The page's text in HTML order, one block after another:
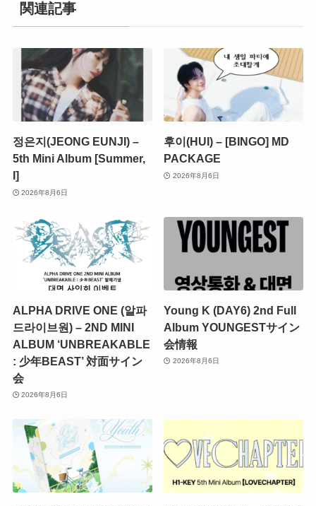
関連記事
정은지(JEONG EUNJI) –
5th Mini Album [Summer,
I]
2026年8月6日
후이(HUI) – [BINGO] MD
PACKAGE
2026年8月6日
ALPHA DRIVE ONE (알파
드라이브원) – 2ND MINI
ALBUM ‘UNBREAKABLE
: 少年BEAST’ 対面サイン
会
2026年8月6日
Young K (DAY6) 2nd Full
Album YOUNGESTサイン
会情報
2026年8月6日